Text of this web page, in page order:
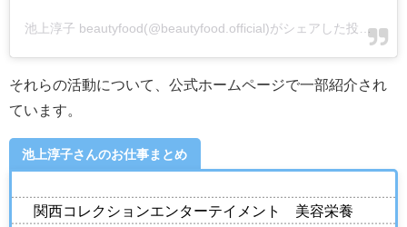
池上淳子 beautyfood(@beautyfood.official)がシェアした投稿-
それらの活動について、公式ホームページで一部紹介され
ています。
池上淳子さんのお仕事まとめ
関西コレクションエンターテイメント 美容栄養